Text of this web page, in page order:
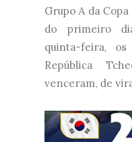
Grupo A da
do primeiro
quinta-feira,
República
venceram, de